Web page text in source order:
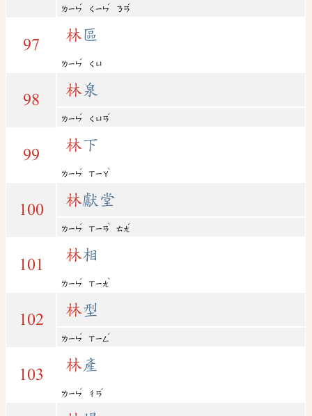
ㄌㄧㄣ
ˊ
ㄑㄧㄣ
ˊ
ㄋㄢ
ˊ
97
林區
ㄌㄧㄣ
ˊ
ㄑㄩ
98
林泉
ㄌㄧㄣ
ˊ
ㄑㄩㄢ
ˊ
99
林下
ㄌㄧㄣ
ˊ
ㄒㄧㄚ
ˋ
100
林獻堂
ㄌㄧㄣ
ˊ
ㄒㄧㄢ
ˋ
ㄊㄤ
ˊ
101
林相
ㄌㄧㄣ
ˊ
ㄒㄧㄤ
ˋ
102
林型
ㄌㄧㄣ
ˊ
ㄒㄧㄥ
ˊ
103
林產
ㄌㄧㄣ
ˊ
ㄔㄢ
ˇ